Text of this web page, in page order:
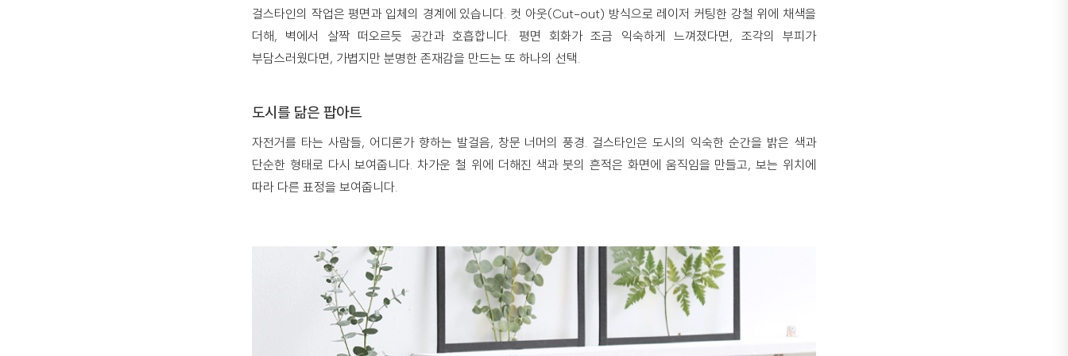
걸스타인의 작업은 평면과 입체의 경계에 있습니다. 컷 아웃(Cut-out) 방식으로 레이저 커팅한 강철 위에 채색을
더해, 벽에서 살짝 떠오르듯 공간과 호흡합니다. 평면 회화가 조금 익숙하게 느껴졌다면, 조각의 부피가
부담스러웠다면, 가볍지만 분명한 존재감을 만드는 또 하나의 선택.
도시를 닮은 팝아트
자전거를 타는 사람들, 어디론가 향하는 발걸음, 창문 너머의 풍경. 걸스타인은 도시의 익숙한 순간을 밝은 색과
단순한 형태로 다시 보여줍니다. 차가운 철 위에 더해진 색과 붓의 흔적은 화면에 움직임을 만들고, 보는 위치에
따라 다른 표정을 보여줍니다.